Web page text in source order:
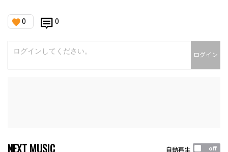
0 0
ログイン
NEXT MUSIC 自動再生